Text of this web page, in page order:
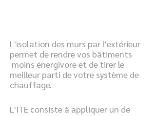
L'isolation des murs par l'extérieur
permet de rendre vos bâtiments
moins énergivore et de tirer le
meilleur parti de votre système de
chauffage.
L'ITE consiste à appliquer un de